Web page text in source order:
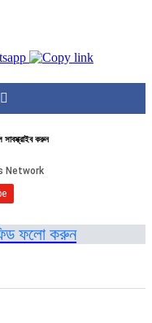
সাবস্ক্রাইব করুন
ফলো করুন